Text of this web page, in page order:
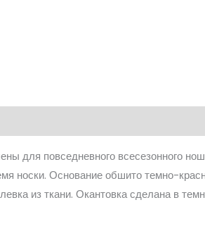
для повседневного всесезонного
носки. Основание обшито темно-
из ткани. Окантовка сделана в